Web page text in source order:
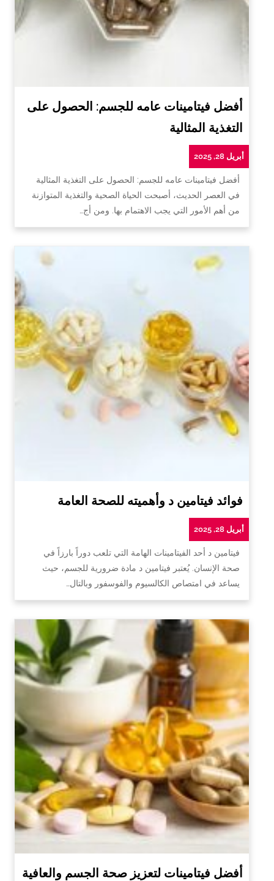
أفضل فيتامينات عامه للجسم: الحصول على
التغذية المثالية
أبريل 28, 2025
أفضل فيتامينات عامه للجسم: الحصول على التغذية المثالية
في العصر الحديث، أصبحت الحياة الصحية والتغذية المتوازنة
من أهم الأمور التي يجب الاهتمام بها. ومن أج…
فوائد فيتامين د وأهميته للصحة العامة
أبريل 28, 2025
فيتامين د أحد الفيتامينات الهامة التي تلعب دوراً بارزاً في
صحة الإنسان. يُعتبر فيتامين د مادة ضرورية للجسم، حيث
يساعد في امتصاص الكالسيوم والفوسفور وبالتال…
أفضل فيتامينات لتعزيز صحة الجسم والعافية